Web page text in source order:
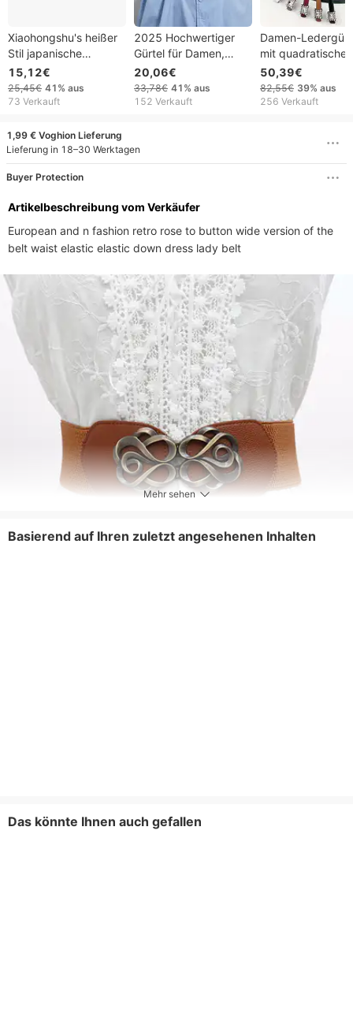
Xiaohongshu's heißer
Stil japanische
Schnalle Retro
dekorativer
Jeansgürtel für Frauen
schwarzer Gürtel
Großhandel für Frauen
15,12€
25,45€ 41% aus
73 Verkauft
2025 Hochwertiger
Gürtel für Damen,
schwarze Taille,
elastisches
Damenband, runde
modisches Kleid,
Reisweiß
20,06€
33,78€ 41% aus
152 Verkauft
Damen-
mit quadratischer
Kristall-
schmaler,
Bund für Anzüge
50,39€
82,55€ 39% aus
256 Verkauft
1,99 € Voghion Lieferung
Lieferung in 18–30 Werktagen
Buyer Protection
Artikelbeschreibung vom Verkäufer
European and n fashion retro rose to button wide version of the
belt waist elastic elastic down dress lady belt
Mehr sehen
Basierend auf Ihren zuletzt angesehenen Inhalten
Das könnte Ihnen auch gefallen